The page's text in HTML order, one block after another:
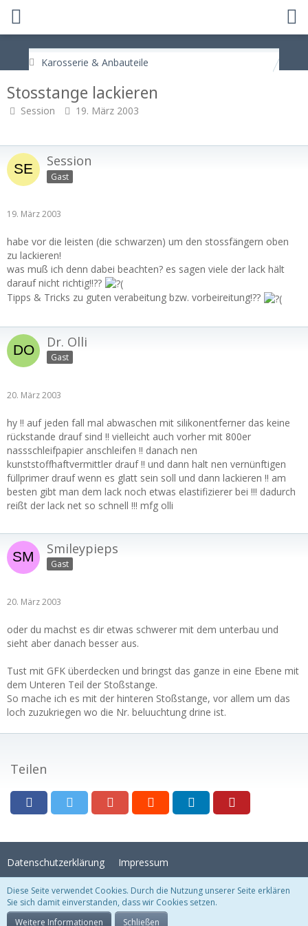
Karosserie & Anbauteile
Stosstange lackieren
Session 19. März 2003
Session
Gast
19. März 2003
habe vor die leisten (die schwarzen) um den stossfängern oben
zu lackieren!
was muß ich denn dabei beachten? es sagen viele der lack hält
darauf nicht richtig!!??
Tipps & Tricks zu guten verabeitung bzw. vorbeireitung!??
Dr. Olli
Gast
20. März 2003
hy !! auf jeden fall mal abwaschen mit silikonentferner das keine
rückstande drauf sind !! vielleicht auch vorher mit 800er
nassschleifpapier anschleifen !! danach nen
kunststoffhaftvermittler drauf !! und dann halt nen vernünftigen
füllprimer drauf wenn es glatt sein soll und dann lackieren !! am
besten gibt man dem lack noch etwas elastifizierer bei !!! dadurch
reißt der lack net so schnell !!! mfg olli
Smileypieps
Gast
20. März 2003
oder du machst es dir etwas schwerer mit dem unterbau und
sieht aber danach besser aus.
Tust mit GFK überdecken und bringst das ganze in eine Ebene mit
dem Unteren Teil der Stoßstange.
So mache ich es mit der hinteren Stoßstange, vor allem um das
loch zuzukriegen wo die Nr. beluuchtung drine ist.
Teilen
Datenschutzerklärung Impressum
Stil:Crystal Temptation , erstellt vonKittMedia
Community-Software:
Diese Seite verwendet Cookies. Durch die Nutzung unserer Seite erklären
Sie sich damit einverstanden, dass wir Cookies setzen.
Weitere Informationen
Schließen